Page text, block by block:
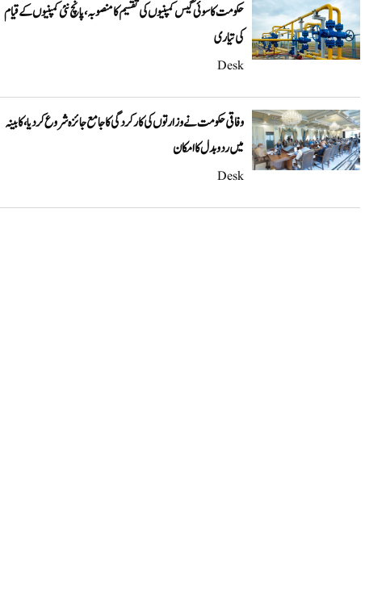
حکومت کا سوئی گیس کمپنیوں کی تقسیم کا منصوبہ، پانچ نئی کمپنیوں کے قیام
کی تیاری
Desk
وفاقی حکومت نے وزارتوں کی کارکردگی کا جامع جائزہ شروع کر دیا، کابینہ
میں ردوبدل کا امکان
Desk